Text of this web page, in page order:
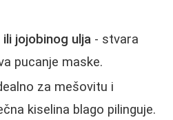
jojobinog ulja - stvara
pucanje maske.
za mešovitu i
kiselina blago pilinguje.